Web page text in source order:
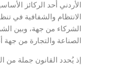
الأردني أحد الركائز
الانتظام والشفافية في
الشركاء من جهة، وبين
الصناعة والتجارة من جهة
إذ يُحدد القانون جملة من